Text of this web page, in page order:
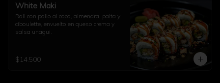
White Maki
Roll con pollo al coco, almendra, palta y
ciboulette, envuelto en queso crema y
salsa unagui.
$14.500